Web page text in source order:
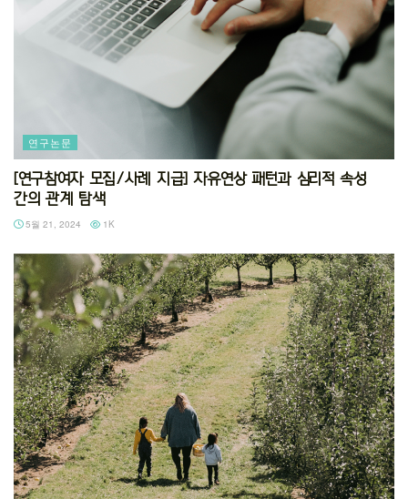
연구논문
[연구참여자 모집/사례 지급] 자유연상 패턴과 심리적 속성
간의 관계 탐색
5월 21, 2024 1K